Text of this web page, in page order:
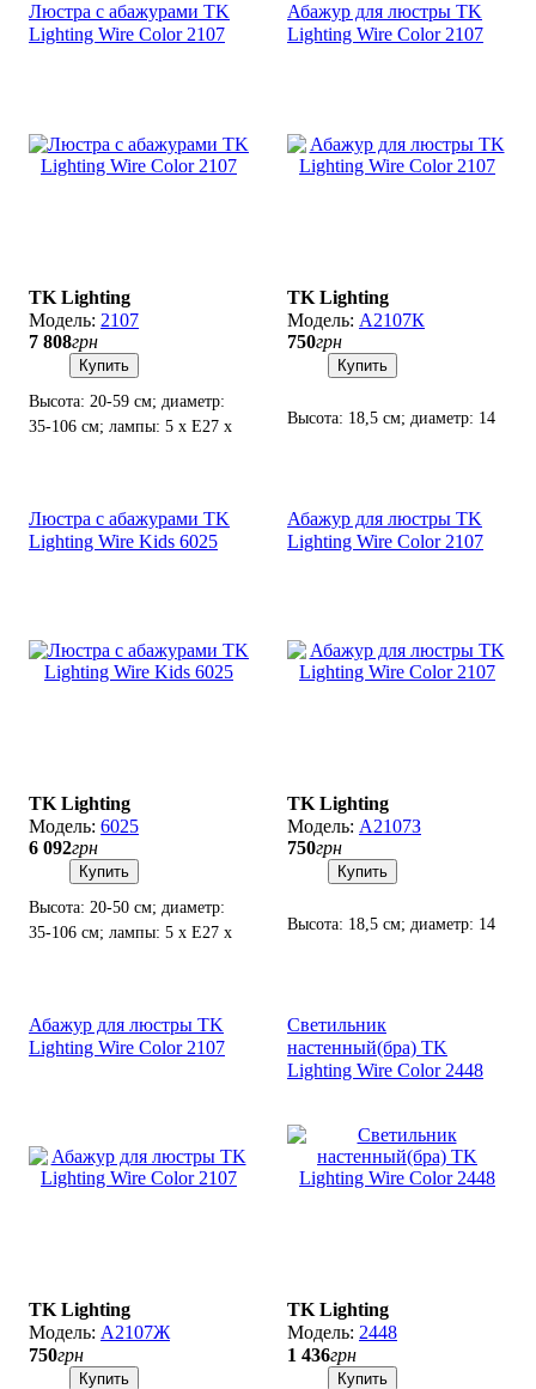
Люстра с абажурами TK
Lighting Wire Color 2107
TK Lighting
2107
7 808грн
Купить
Высота: 20-59 см; диаметр:
35-106 см; лампы: 5 х Е27 х
Абажур для люстры TK
Lighting Wire Color 2107
TK Lighting
А2107К
750грн
Купить
Высота: 18,5 см; диаметр: 14
Люстра с абажурами TK
Lighting Wire Kids 6025
TK Lighting
6025
6 092грн
Купить
Высота: 20-50 см; диаметр:
35-106 см; лампы: 5 х Е27 х
Абажур для люстры TK
Lighting Wire Color 2107
TK Lighting
А2107З
750грн
Купить
Высота: 18,5 см; диаметр: 14
Абажур для люстры TK
Lighting Wire Color 2107
TK Lighting
А2107Ж
750грн
Купить
Светильник
настенный(бра) TK
Lighting Wire Color 2448
TK Lighting
2448
1 436грн
Купить